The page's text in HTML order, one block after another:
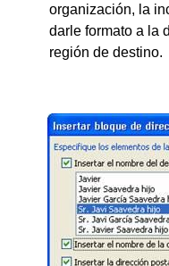
organización, la
darle formato a la
región de destino.